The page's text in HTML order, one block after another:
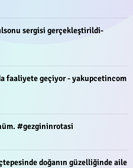
sergisi gerçekleştirildi-
faaliyete geçiyor - yakupcetincom
#gezgininrotasi
doğanın güzelliğinde aile